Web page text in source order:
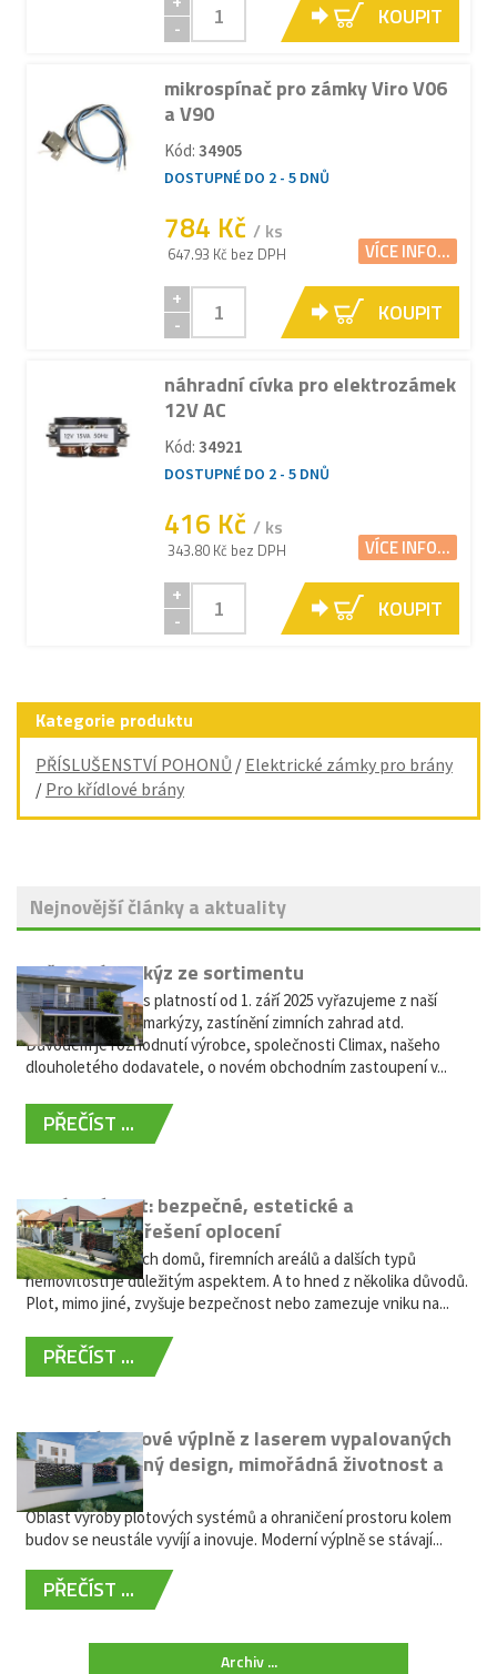
-
KOUPIT
mikrospínač pro zámky Viro V06
a V90
Kód: 34905
DOSTUPNÉ DO 2 - 5 DNŮ
784 Kč / ks
647.93 Kč bez DPH VÍCE INFO...
+
-
KOUPIT
náhradní cívka pro elektrozámek
12V AC
Kód: 34921
DOSTUPNÉ DO 2 - 5 DNŮ
416 Kč / ks
343.80 Kč bez DPH VÍCE INFO...
+
-
KOUPIT
Kategorie produktu
PŘÍSLUŠENSTVÍ POHONŮ / Elektrické zámky pro brány
/ Pro křídlové brány
Nejnovější články a aktuality
Vyřazení markýz ze sortimentu
Vážení zákazníci, s platností od 1. září 2025 vyřazujeme z naší
nabídky výsuvné markýzy, zastínění zimních zahrad atd.
Důvodem je rozhodnutí výrobce, společnosti Climax, našeho
dlouholetého dodavatele, o novém obchodním zastoupení v...
PŘEČÍST ...
Hliníkový plot: bezpečné, estetické a
bezúdržbové řešení oplocení
Oplocení rodinných domů, firemních areálů a dalších typů
nemovitostí je důležitým aspektem. A to hned z několika důvodů.
Plot, mimo jiné, zvyšuje bezpečnost nebo zamezuje vniku na...
PŘEČÍST ...
Moderní plotové výplně z laserem vypalovaných
kovů: výjimečný design, mimořádná životnost a
žádná údržba
Oblast výroby plotových systémů a ohraničení prostoru kolem
budov se neustále vyvíjí a inovuje. Moderní výplně se stávají...
PŘEČÍST ...
Archiv ...